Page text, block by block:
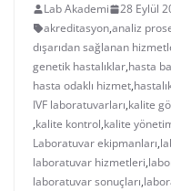
Lab Akademi 28 Eylül
akreditasyon,analiz
dışarıdan sağlanan
genetik hastalıklar,hasta
hasta odaklı hizmet,
IVF laboratuvarları,kalite
,kalite kontrol,kalite
Laboratuvar ekipmanları,
laboratuvar hizmetleri,
laboratuvar sonuçları,